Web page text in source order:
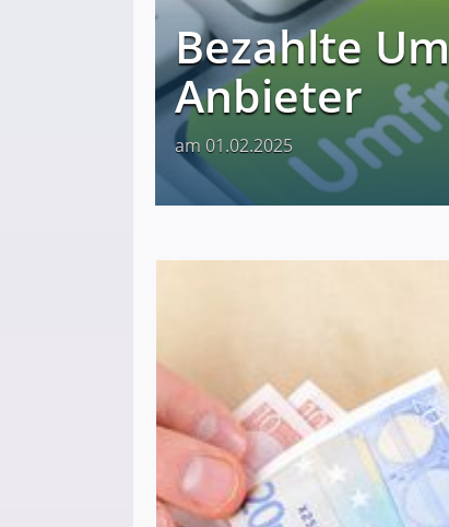
Bezahlte
Anbieter
am 01.02.2025